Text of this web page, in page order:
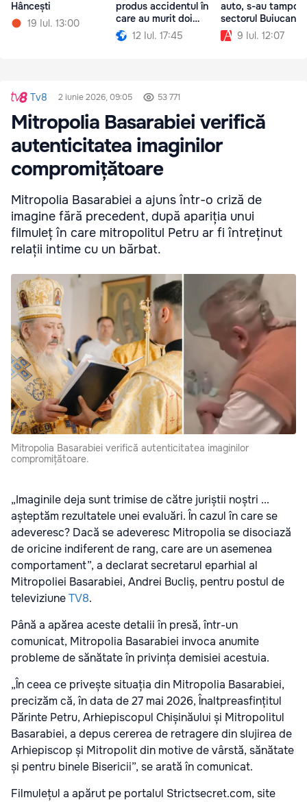
Hâncești
19 Iul. 13:00
produs accidentul în
care au murit doi
polițiști12 Iul. 17:45
auto, s-au
sectorul Buiucani
9 Iul. 12:07
Tv8 2 iunie 2026, 09:05 53 771
Mitropolia Basarabiei verifică
autenticitatea imaginilor
compromițătoare
Mitropolia Basarabiei a ajuns într-o criză de
imagine fără precedent, după apariția unui
filmuleț în care mitropolitul Petru ar fi întreținut
relații intime cu un bărbat.
Mitropolia Basarabiei verifică autenticitatea imaginilor
compromițătoare.
„Imaginile deja sunt trimise de către juriștii noștri ...
așteptăm rezultatele unei evaluări. În cazul în care se
adeveresc? Dacă se adeveresc Mitropolia se disociază
de oricine indiferent de rang, care are un asemenea
comportament”, a declarat secretarul eparhial al
Mitropoliei Basarabiei, Andrei Bucliș, pentru postul de
televiziuneTV8.
Până a apărea aceste detalii în presă, într-un
comunicat, Mitropolia Basarabiei invoca anumite
probleme de sănătate în privința demisiei acestuia.
„În ceea ce privește situația din Mitropolia Basarabiei,
precizăm că, în data de 27 mai 2026, Înaltpreasfințitul
Părinte Petru, Arhiepiscopul Chișinăului și Mitropolitul
Basarabiei, a depus cererea de retragere din slujirea de
Arhiepiscop și Mitropolit din motive de vârstă, sănătate
și pentru binele Bisericii”, se arată în comunicat.
Filmulețul a apărut pe portalul Strictsecret.com, site